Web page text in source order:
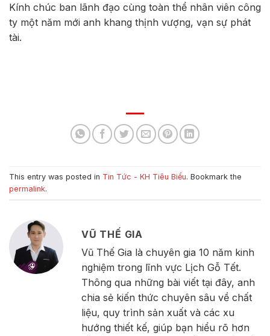
Kính chúc ban lãnh đạo cùng toàn thể nhân viên công
ty một năm mới anh khang thịnh vượng, vạn sự phát
tài.
This entry was posted in Tin Tức - KH Tiêu Biểu. Bookmark the
permalink.
VŨ THẾ GIA
Vũ Thế Gia là chuyên gia 10 năm kinh
nghiệm trong lĩnh vực Lịch Gỗ Tết.
Thông qua những bài viết tại đây, anh
chia sẻ kiến thức chuyên sâu về chất
liệu, quy trình sản xuất và các xu
hướng thiết kế, giúp bạn hiểu rõ hơn